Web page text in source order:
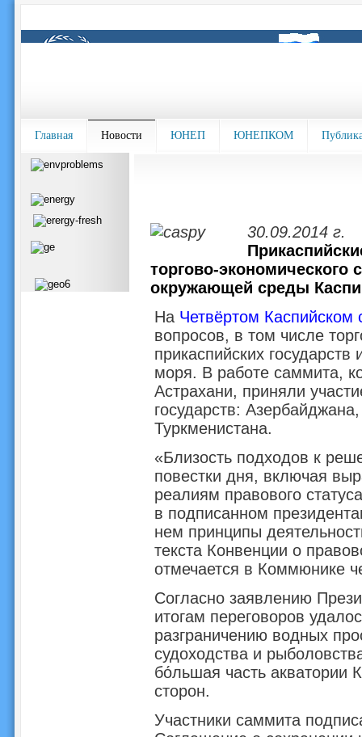
Главная Новости ЮНЕП ЮНЕПКОМ
30.09.2014 г.
торгово-экономического
окружающей среды
На Четвёртом Каспийском
вопросов, в том числе
прикаспийских
моря. В работе саммита,
Астрахани, приняли
государств:
Туркменистана.
«Близость подходов к
повестки дня, включая
реалиям правового
в подписанном
нем принципы
текста Конвенции о
отмечается в Коммюнике
Согласно заявлению
итогам переговоров
разграничению водных
судоходства и
бо́льшая часть акватории
сторон.
Участники саммита